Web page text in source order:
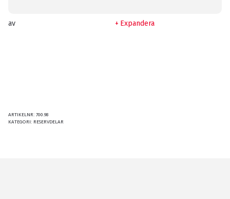
av Expandera
ARTIKELNR: 700.98
KATEGORI: RESERVDELAR